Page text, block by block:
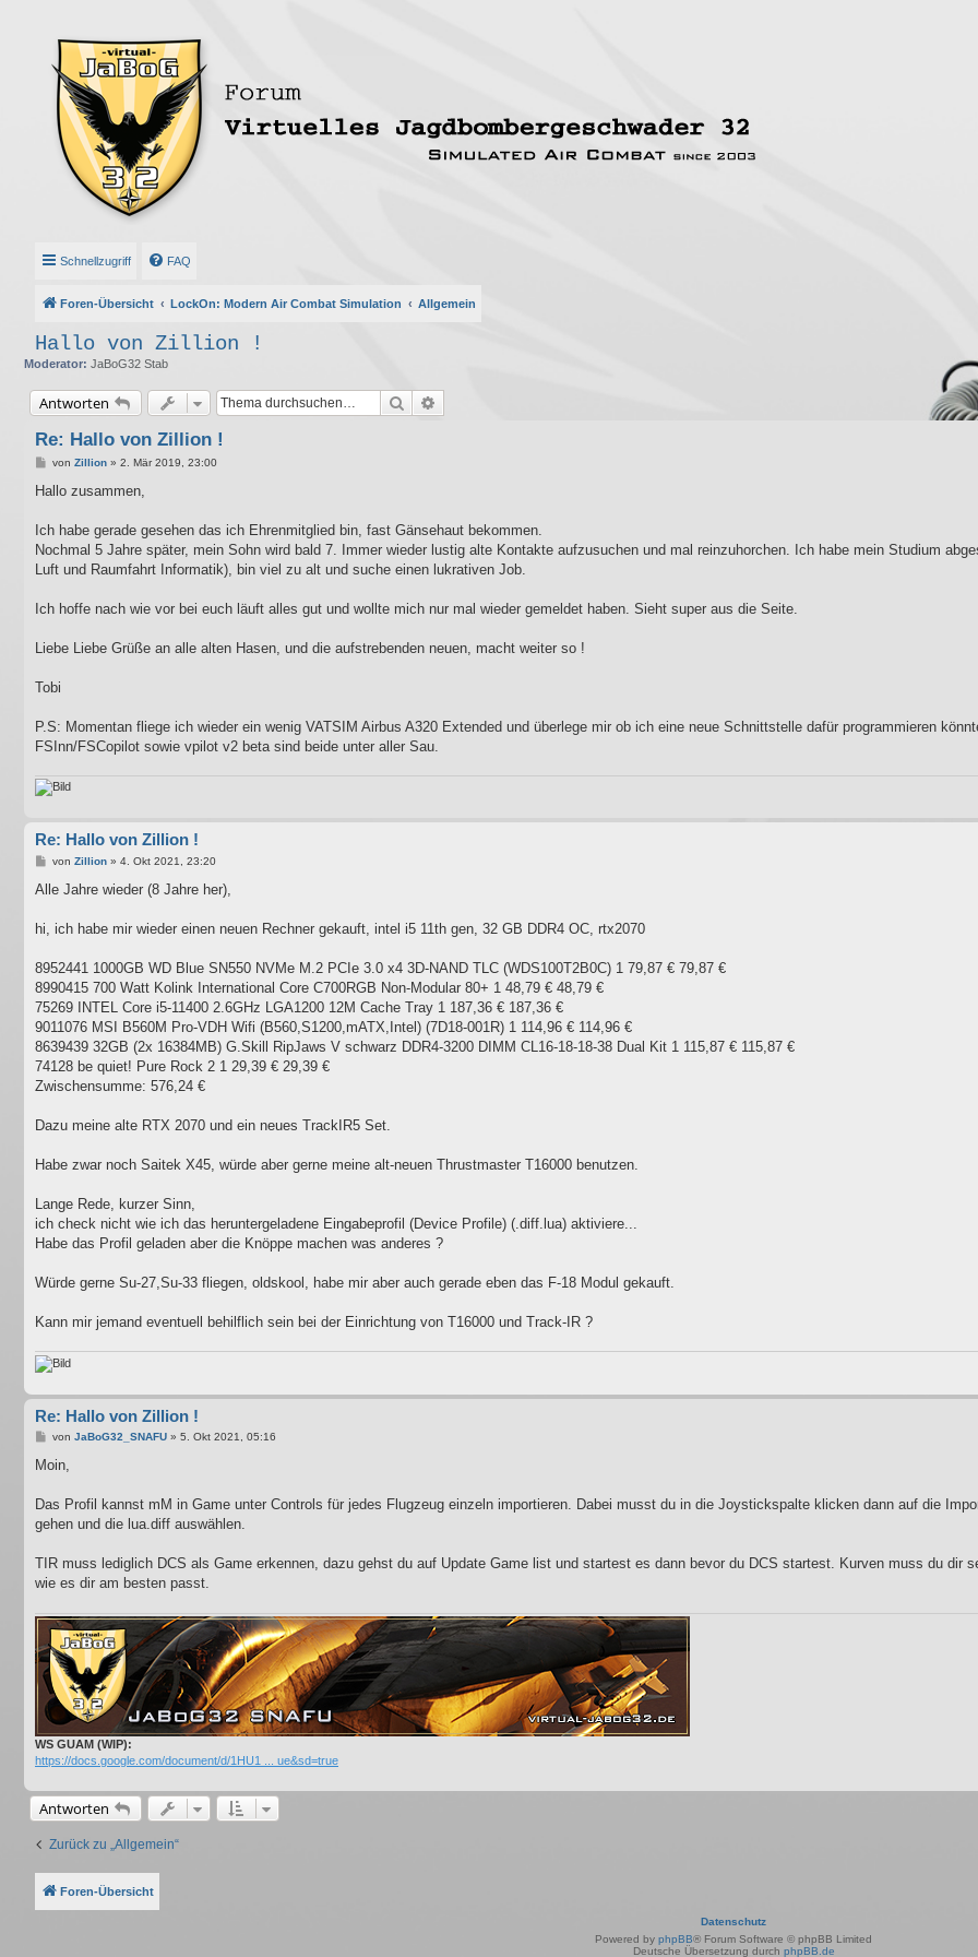
Schnellzugriff FAQ
Foren-Übersicht LockOn: Modern Air Combat Simulation Allgemein
Hallo von Zillion !
Moderator: JaBoG32 Stab
Antworten Suche
Re: Hallo von Zillion !
B
i
a
von Zillion» 2. Mär 2019, 23:00
Hallo zusammen,
Ich habe gerade gesehen das ich Ehrenmitglied bin, fast Gänsehaut bekommen.
Nochmal 5 Jahre später, mein Sohn wird bald 7. Immer wieder lustig alte Kontakte aufzusuchen und mal reinzuhorchen. Ich habe mein Studium
Luft und Raumfahrt Informatik), bin viel zu alt und suche einen lukrativen Job.
Ich hoffe nach wie vor bei euch läuft alles gut und wollte mich nur mal wieder gemeldet haben. Sieht super aus die Seite.
Liebe Liebe Grüße an alle alten Hasen, und die aufstrebenden neuen, macht weiter so !
Tobi
P.S: Momentan fliege ich wieder ein wenig VATSIM Airbus A320 Extended und überlege mir ob ich eine neue Schnittstelle dafür programmieren
FSInn/FSCopilot sowie vpilot v2 beta sind beide unter aller Sau.
Re: Hallo von Zillion !
B
i
g
von Zillion» 4. Okt 2021, 23:20
Alle Jahre wieder (8 Jahre her),
hi, ich habe mir wieder einen neuen Rechner gekauft, intel i5 11th gen, 32 GB DDR4 OC, rtx2070
8952441 1000GB WD Blue SN550 NVMe M.2 PCIe 3.0 x4 3D-NAND TLC (WDS100T2B0C) 1 79,87 € 79,87 €
8990415 700 Watt Kolink International Core C700RGB Non-Modular 80+ 1 48,79 € 48,79 €
75269 INTEL Core i5-11400 2.6GHz LGA1200 12M Cache Tray 1 187,36 € 187,36 €
9011076 MSI B560M Pro-VDH Wifi (B560,S1200,mATX,Intel) (7D18-001R) 1 114,96 € 114,96 €
8639439 32GB (2x 16384MB) G.Skill RipJaws V schwarz DDR4-3200 DIMM CL16-18-18-38 Dual Kit 1 115,87 € 115,87 €
74128 be quiet! Pure Rock 2 1 29,39 € 29,39 €
Zwischensumme: 576,24 €
Dazu meine alte RTX 2070 und ein neues TrackIR5 Set.
Habe zwar noch Saitek X45, würde aber gerne meine alt-neuen Thrustmaster T16000 benutzen.
Lange Rede, kurzer Sinn,
ich check nicht wie ich das heruntergeladene Eingabeprofil (Device Profile) (.diff.lua) aktiviere...
Habe das Profil geladen aber die Knöppe machen was anderes ?
Würde gerne Su-27,Su-33 fliegen, oldskool, habe mir aber auch gerade eben das F-18 Modul gekauft.
Kann mir jemand eventuell behilflich sein bei der Einrichtung von T16000 und Track-IR ?
Re: Hallo von Zillion !
B
i
a
von JaBoG32_SNAFU» 5. Okt 2021, 05:16
Moin,
Das Profil kannst mM in Game unter Controls für jedes Flugzeug einzeln importieren. Dabei musst du in die Joystickspalte klicken dann auf die
gehen und die lua.diff auswählen.
TIR muss lediglich DCS als Game erkennen, dazu gehst du auf Update Game list und startest es dann bevor du DCS startest. Kurven muss du dir
wie es dir am besten passt.
WS GUAM (WIP):
https://docs.google.com/document/d/1HU1 ... ue&sd=true
Antworten
Zurück zu „Allgemein“
Foren-Übersicht
Datenschutz
Powered by phpBB® Forum Software © phpBB Limited
Deutsche Übersetzung durch phpBB.de